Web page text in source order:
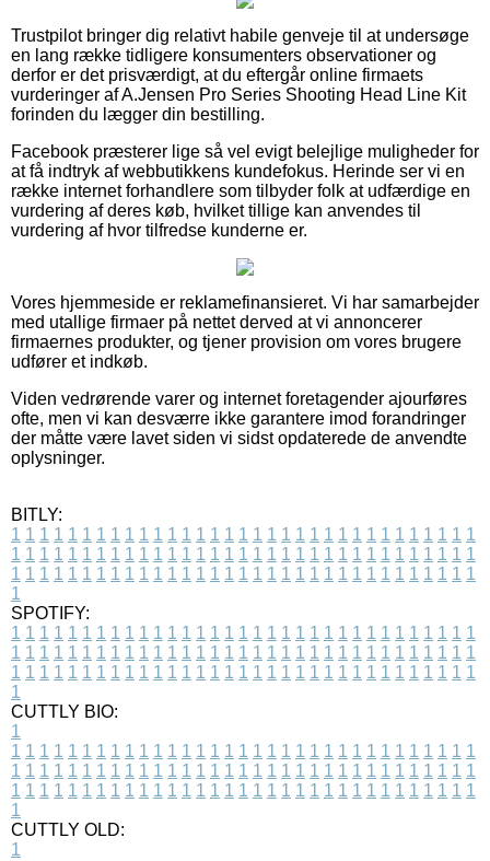
Trustpilot bringer dig relativt habile genveje til at undersøge
en lang række tidligere konsumenters observationer og
derfor er det prisværdigt, at du eftergår online firmaets
vurderinger af A.Jensen Pro Series Shooting Head Line Kit
forinden du lægger din bestilling.
Facebook præsterer lige så vel evigt belejlige muligheder for
at få indtryk af webbutikkens kundefokus. Herinde ser vi en
række internet forhandlere som tilbyder folk at udfærdige en
vurdering af deres køb, hvilket tillige kan anvendes til
vurdering af hvor tilfredse kunderne er.
Vores hjemmeside er reklamefinansieret. Vi har samarbejder
med utallige firmaer på nettet derved at vi annoncerer
firmaernes produkter, og tjener provision om vores brugere
udfører et indkøb.
Viden vedrørende varer og internet foretagender ajourføres
ofte, men vi kan desværre ikke garantere imod forandringer
der måtte være lavet siden vi sidst opdaterede de anvendte
oplysninger.
BITLY:
1 1 1 1 1 1 1 1 1 1 1 1 1 1 1 1 1 1 1 1 1 1 1 1 1 1 1 1 1 1 1 1 1
1 1 1 1 1 1 1 1 1 1 1 1 1 1 1 1 1 1 1 1 1 1 1 1 1 1 1 1 1 1 1 1 1
1 1 1 1 1 1 1 1 1 1 1 1 1 1 1 1 1 1 1 1 1 1 1 1 1 1 1 1 1 1 1 1 1
1
SPOTIFY:
1 1 1 1 1 1 1 1 1 1 1 1 1 1 1 1 1 1 1 1 1 1 1 1 1 1 1 1 1 1 1 1 1
1 1 1 1 1 1 1 1 1 1 1 1 1 1 1 1 1 1 1 1 1 1 1 1 1 1 1 1 1 1 1 1 1
1 1 1 1 1 1 1 1 1 1 1 1 1 1 1 1 1 1 1 1 1 1 1 1 1 1 1 1 1 1 1 1 1
1
CUTTLY BIO:
1
1 1 1 1 1 1 1 1 1 1 1 1 1 1 1 1 1 1 1 1 1 1 1 1 1 1 1 1 1 1 1 1 1
1 1 1 1 1 1 1 1 1 1 1 1 1 1 1 1 1 1 1 1 1 1 1 1 1 1 1 1 1 1 1 1 1
1 1 1 1 1 1 1 1 1 1 1 1 1 1 1 1 1 1 1 1 1 1 1 1 1 1 1 1 1 1 1 1 1
1
CUTTLY OLD:
1